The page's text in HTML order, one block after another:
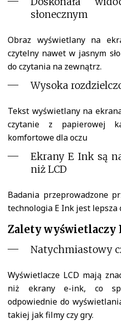
słonecznym
Obraz wyświetlany na
czytelny nawet w jasnym
do czytania na zewnątrz.
Wysoka
Tekst wyświetlany na
czytanie z papierowej
komfortowe dla oczu
Ekrany E Ink są
niż LCD
Badania przeprowadzone
technologia E Ink jest lepsza
Zalety wyświetlaczy
Natychmiastowy
Wyświetlacze LCD mają
niż ekrany e-ink, co
odpowiednie do
takiej jak filmy czy gry.